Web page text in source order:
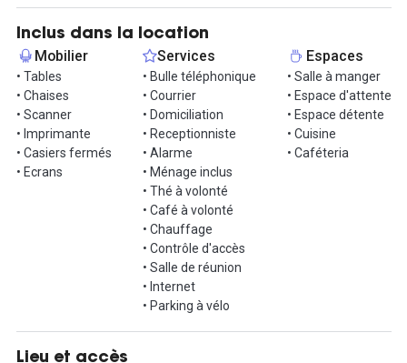
Ateliers professionnels (prospection client, réseaux sociaux…) ;
Ateliers bien-être (massage, yoga, cross-fit...).
Le lieu :
La décoration du lieu associe un style industriel avec des
passerelles en acier noir et en verre avec un style naturel, cool &
chic où la végétalisation se mêle aux murs de pierre.
Réparti sur 3 étages, l’espace comportera 1 open-space de de 40
places au rez-de-chaussée (300m²) , ainsi que 6 bureaux à
partager répartis entre le 1ᵉʳ et le 2ᵉ étage. À cela, nous ajoutons
tous les espaces conçus pour le bien-être des coworkers (chill-
out, espace restauration, salle de réunion...).
À partir de mars 2020, découvrez un espace hybride original et
atypique dont l’architecture et les ornements auront été mis en
valeur. Chaque espace de travail sera créé dans l’objectif de
stimuler l’imagination de nos coworkers et de faire avancer leurs
projets de société dans un confort optimal. Un espace totalement
pensé, étudié et testé pour les startups, les freelancers, et autres
Inclus dans la location
Mobilier
• Tables
• Chaises
• Scanner
• Imprimante
• Casiers fermés
• Ecrans
Services
• Bulle téléphonique
• Courrier
• Domiciliation
• Receptionniste
• Alarme
• Ménage inclus
• Thé à volonté
• Café à volonté
• Chauffage
• Contrôle d'accès
• Salle de réunion
• Internet
• Parking à vélo
Espaces
• Salle à manger
• Espace d'attente
• Espace détente
• Cuisine
• Caféteria
Lieu et accès